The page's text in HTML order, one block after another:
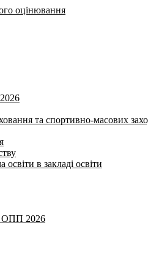
оцінювання
та спортивно-масових
в закладі освіти
ОПП 2026